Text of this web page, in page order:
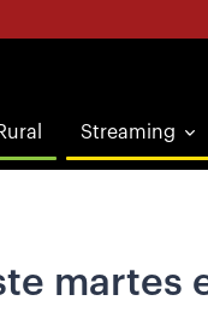
Streaming